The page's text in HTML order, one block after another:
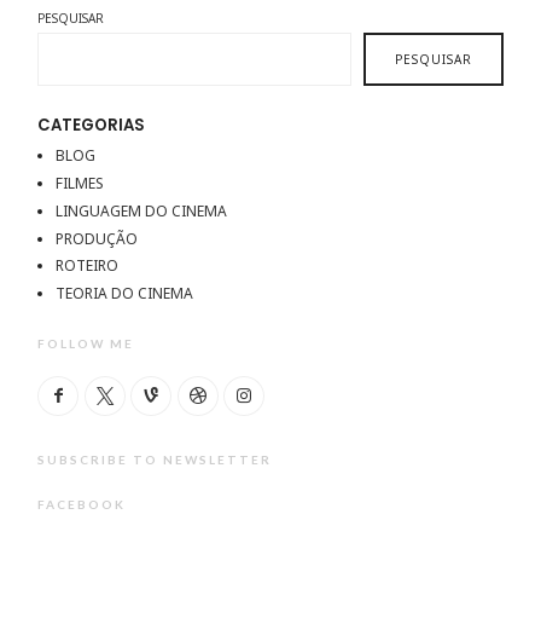
PESQUISAR
PESQUISAR
CATEGORIAS
BLOG
FILMES
LINGUAGEM DO CINEMA
PRODUÇÃO
ROTEIRO
TEORIA DO CINEMA
FOLLOW ME
SUBSCRIBE TO NEWSLETTER
FACEBOOK